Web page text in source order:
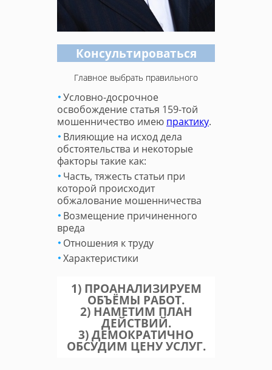
Консультироваться
Главное выбрать правильного
Условно-досрочное
освобождение статья 159-той
мошенничество имею практику.
Влияющие на исход дела
обстоятельства и некоторые
факторы такие как:
Часть, тяжесть статьи при
которой происходит
обжалование мошенничества
Возмещение причиненного
вреда
Отношения к труду
Характеристики
1) ПРОАНАЛИЗИРУЕМ
ОБЪЁМЫ РАБОТ.
2) НАМЕТИМ ПЛАН
ДЕЙСТВИЙ.
3) ДЕМОКРАТИЧНО
ОБСУДИМ ЦЕНУ УСЛУГ.